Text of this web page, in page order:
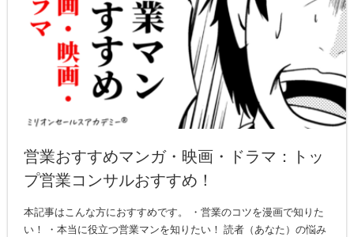
営業おすすめマンガ・映画・ドラマ：トッ
プ営業コンサルおすすめ！
本記事はこんな方におすすめです。 ・営業のコツを漫画で知りた
い！ ・本当に役立つ営業マンを知りたい！ 読者（あなた）の悩み